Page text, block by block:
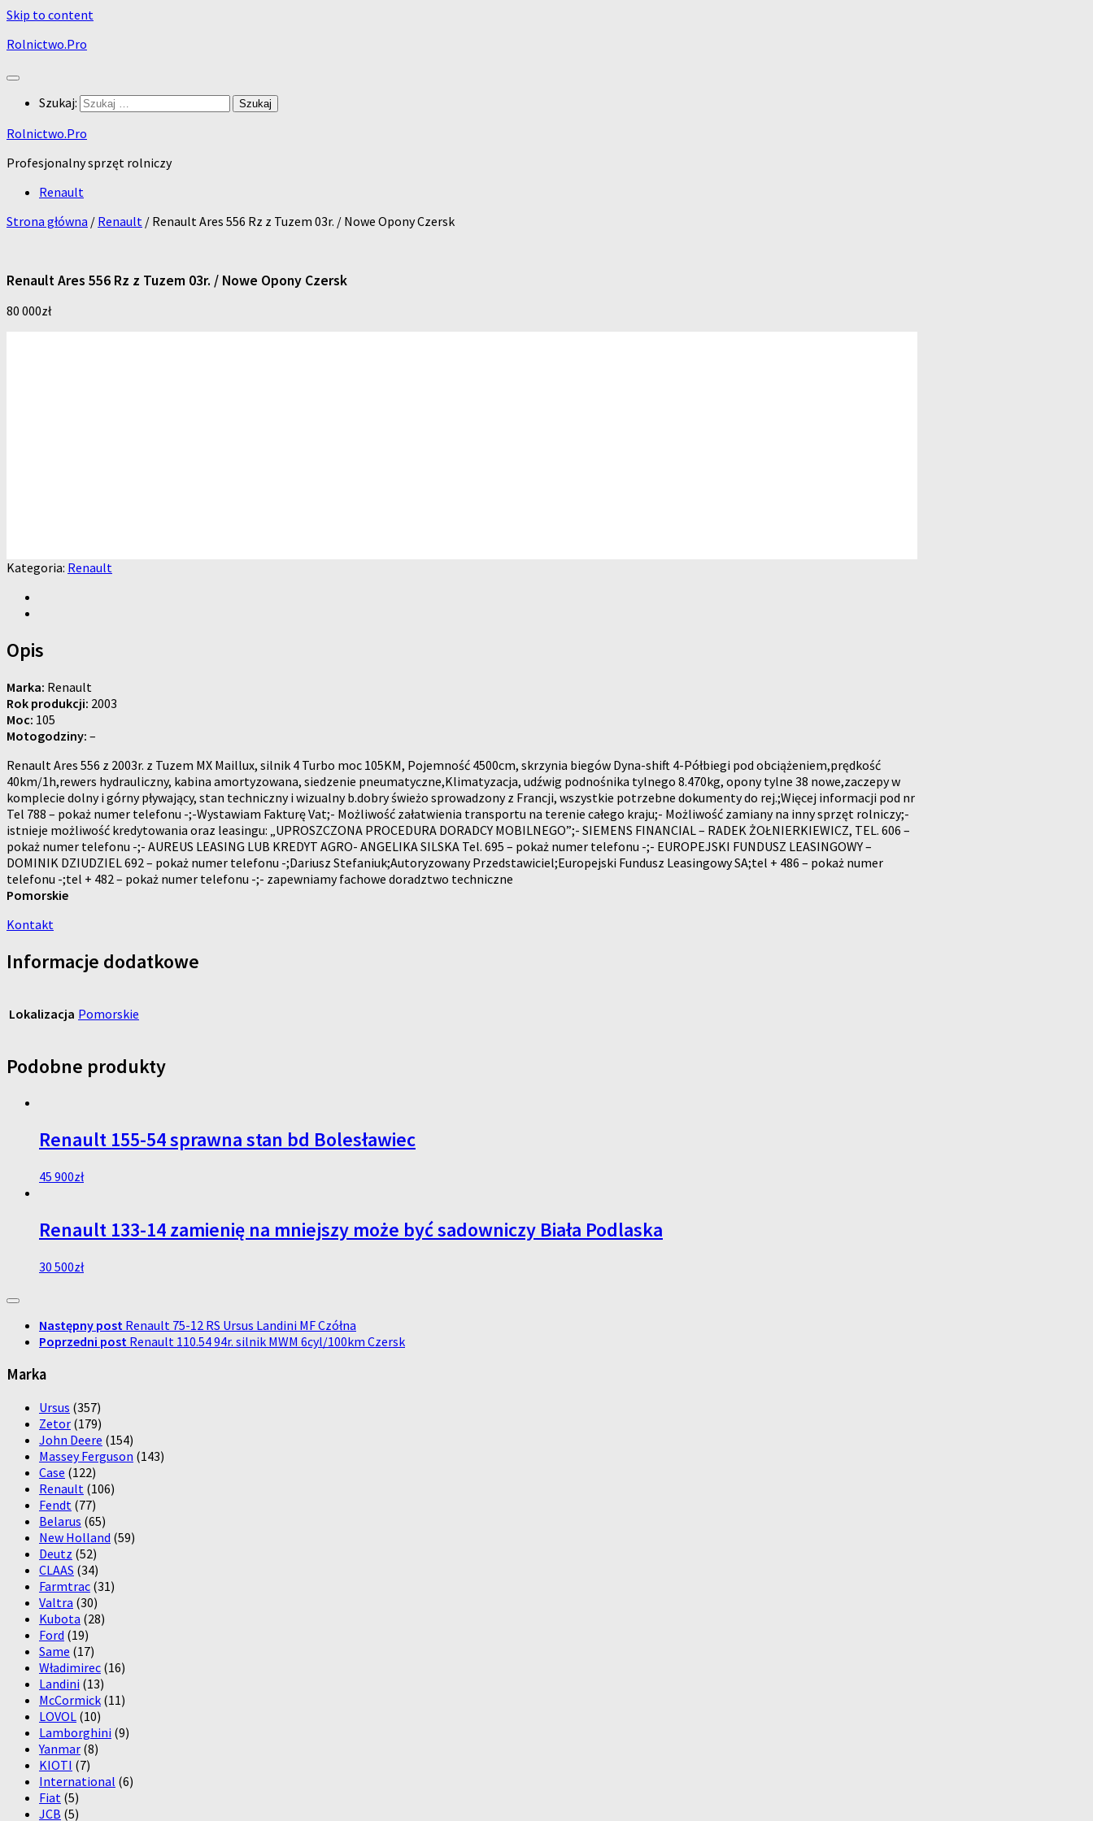
Skip to content
Rolnictwo.Pro
Szukaj:
Rolnictwo.Pro
Profesjonalny sprzęt rolniczy
Renault
Strona główna / Renault / Renault Ares 556 Rz z Tuzem 03r. / Nowe Opony Czersk
Renault Ares 556 Rz z Tuzem 03r. / Nowe Opony Czersk
80 000zł
Kategoria: Renault
Opis
Marka: Renault
Rok produkcji: 2003
Moc: 105
Motogodziny: –
Renault Ares 556 z 2003r. z Tuzem MX Maillux, silnik 4 Turbo moc 105KM, Pojemność 4500cm, skrzynia biegów Dyna-shift 4-Półbiegi pod obciążeniem,prędkość
40km/1h,rewers hydrauliczny, kabina amortyzowana, siedzenie pneumatyczne,Klimatyzacja, udźwig podnośnika tylnego 8.470kg, opony tylne 38 nowe,zaczepy w
komplecie dolny i górny pływający, stan techniczny i wizualny b.dobry świeżo sprowadzony z Francji, wszystkie potrzebne dokumenty do rej.;Więcej informacji pod nr
Tel 788 – pokaż numer telefonu -;-Wystawiam Fakturę Vat;- Możliwość załatwienia transportu na terenie całego kraju;- Możliwość zamiany na inny sprzęt rolniczy;-
istnieje możliwość kredytowania oraz leasingu: „UPROSZCZONA PROCEDURA DORADCY MOBILNEGO”;- SIEMENS FINANCIAL – RADEK ŻOŁNIERKIEWICZ, TEL. 606 –
pokaż numer telefonu -;- AUREUS LEASING LUB KREDYT AGRO- ANGELIKA SILSKA Tel. 695 – pokaż numer telefonu -;- EUROPEJSKI FUNDUSZ LEASINGOWY –
DOMINIK DZIUDZIEL 692 – pokaż numer telefonu -;Dariusz Stefaniuk;Autoryzowany Przedstawiciel;Europejski Fundusz Leasingowy SA;tel + 486 – pokaż numer
telefonu -;tel + 482 – pokaż numer telefonu -;- zapewniamy fachowe doradztwo techniczne
Pomorskie
Kontakt
Informacje dodatkowe
Lokalizacja Pomorskie
Podobne produkty
Renault 155-54 sprawna stan bd Bolesławiec
45 900zł
Renault 133-14 zamienię na mniejszy może być sadowniczy Biała Podlaska
30 500zł
Następny post Renault 75-12 RS Ursus Landini MF Czółna
Poprzedni post Renault 110.54 94r. silnik MWM 6cyl/100km Czersk
Marka
Ursus (357)
Zetor (179)
John Deere (154)
Massey Ferguson (143)
Case (122)
Renault (106)
Fendt (77)
Belarus (65)
New Holland (59)
Deutz (52)
CLAAS (34)
Farmtrac (31)
Valtra (30)
Kubota (28)
Ford (19)
Same (17)
Władimirec (16)
Landini (13)
McCormick (11)
LOVOL (10)
Lamborghini (9)
Yanmar (8)
KIOTI (7)
International (6)
Fiat (5)
JCB (5)